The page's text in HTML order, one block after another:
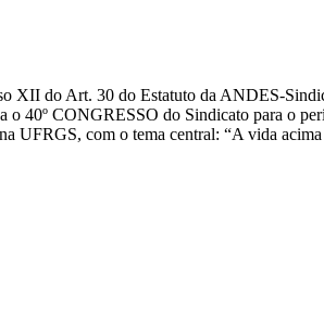
XII do Art. 30 do Estatuto da ANDES-
40º CONGRESSO do Sindicato para o
UFRGS, com o tema central: “A vida